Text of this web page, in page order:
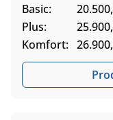
Basic:
Plus:
Komfort: